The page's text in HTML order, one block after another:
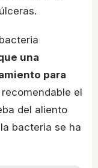
una
para
recomendable el
del aliento
bacteria se ha